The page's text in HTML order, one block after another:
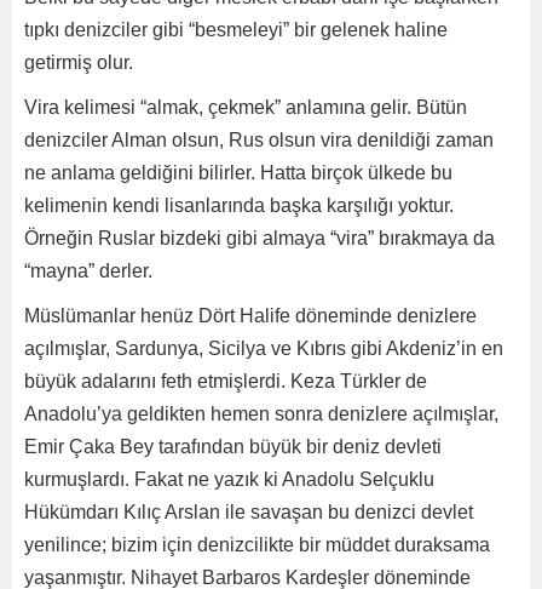
tıpkı denizciler gibi “besmeleyi” bir gelenek haline
getirmiş olur.
Vira kelimesi “almak, çekmek” anlamına gelir. Bütün
denizciler Alman olsun, Rus olsun vira denildiği zaman
ne anlama geldiğini bilirler. Hatta birçok ülkede bu
kelimenin kendi lisanlarında başka karşılığı yoktur.
Örneğin Ruslar bizdeki gibi almaya “vira” bırakmaya da
“mayna” derler.
Müslümanlar henüz Dört Halife döneminde denizlere
açılmışlar, Sardunya, Sicilya ve Kıbrıs gibi Akdeniz’in en
büyük adalarını feth etmişlerdi. Keza Türkler de
Anadolu’ya geldikten hemen sonra denizlere açılmışlar,
Emir Çaka Bey tarafından büyük bir deniz devleti
kurmuşlardı. Fakat ne yazık ki Anadolu Selçuklu
Hükümdarı Kılıç Arslan ile savaşan bu denizci devlet
yenilince; bizim için denizcilikte bir müddet duraksama
yaşanmıştır. Nihayet Barbaros Kardeşler döneminde